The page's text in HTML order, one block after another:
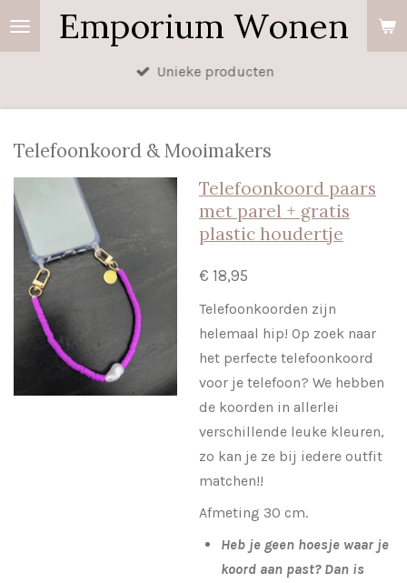
Ga
Emporium Wonen
Unieke producten
Telefoonkoord & Mooimakers
Telefoonkoord paars
met parel + gratis
plastic houdertje
€ 18,95
Telefoonkoorden zijn
helemaal hip! Op zoek naar
het perfecte telefoonkoord
voor je telefoon? We hebben
de koorden in allerlei
verschillende leuke kleuren,
zo kan je ze bij iedere outfit
matchen!!
Afmeting 30 cm.
Heb je geen hoesje waar je
koord aan past? Dan is